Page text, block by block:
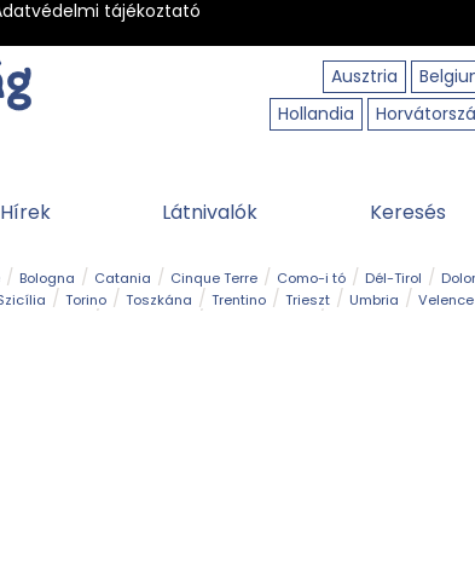
tájékoztató
Ausztria
Hollandia
Hírek Látnivalók Keresés
Bologna Catania Cinque Terre Como-i tó Dél-Tirol
Torino Toszkána Trentino Trieszt Umbria Velence